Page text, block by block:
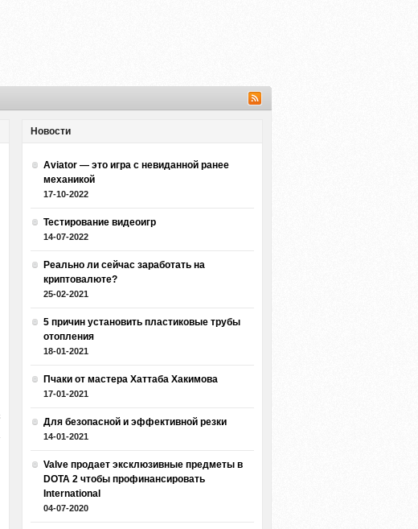
Новости
Aviator — это игра с невиданной ранее
механикой
17-10-2022
Тестирование видеоигр
14-07-2022
Реально ли сейчас заработать на
криптовалюте?
25-02-2021
5 причин установить пластиковые трубы
отопления
18-01-2021
Пчаки от мастера Хаттаба Хакимова
17-01-2021
Для безопасной и эффективной резки
14-01-2021
Valve продает эксклюзивные предметы в
DOTA 2 чтобы профинансировать
International
04-07-2020